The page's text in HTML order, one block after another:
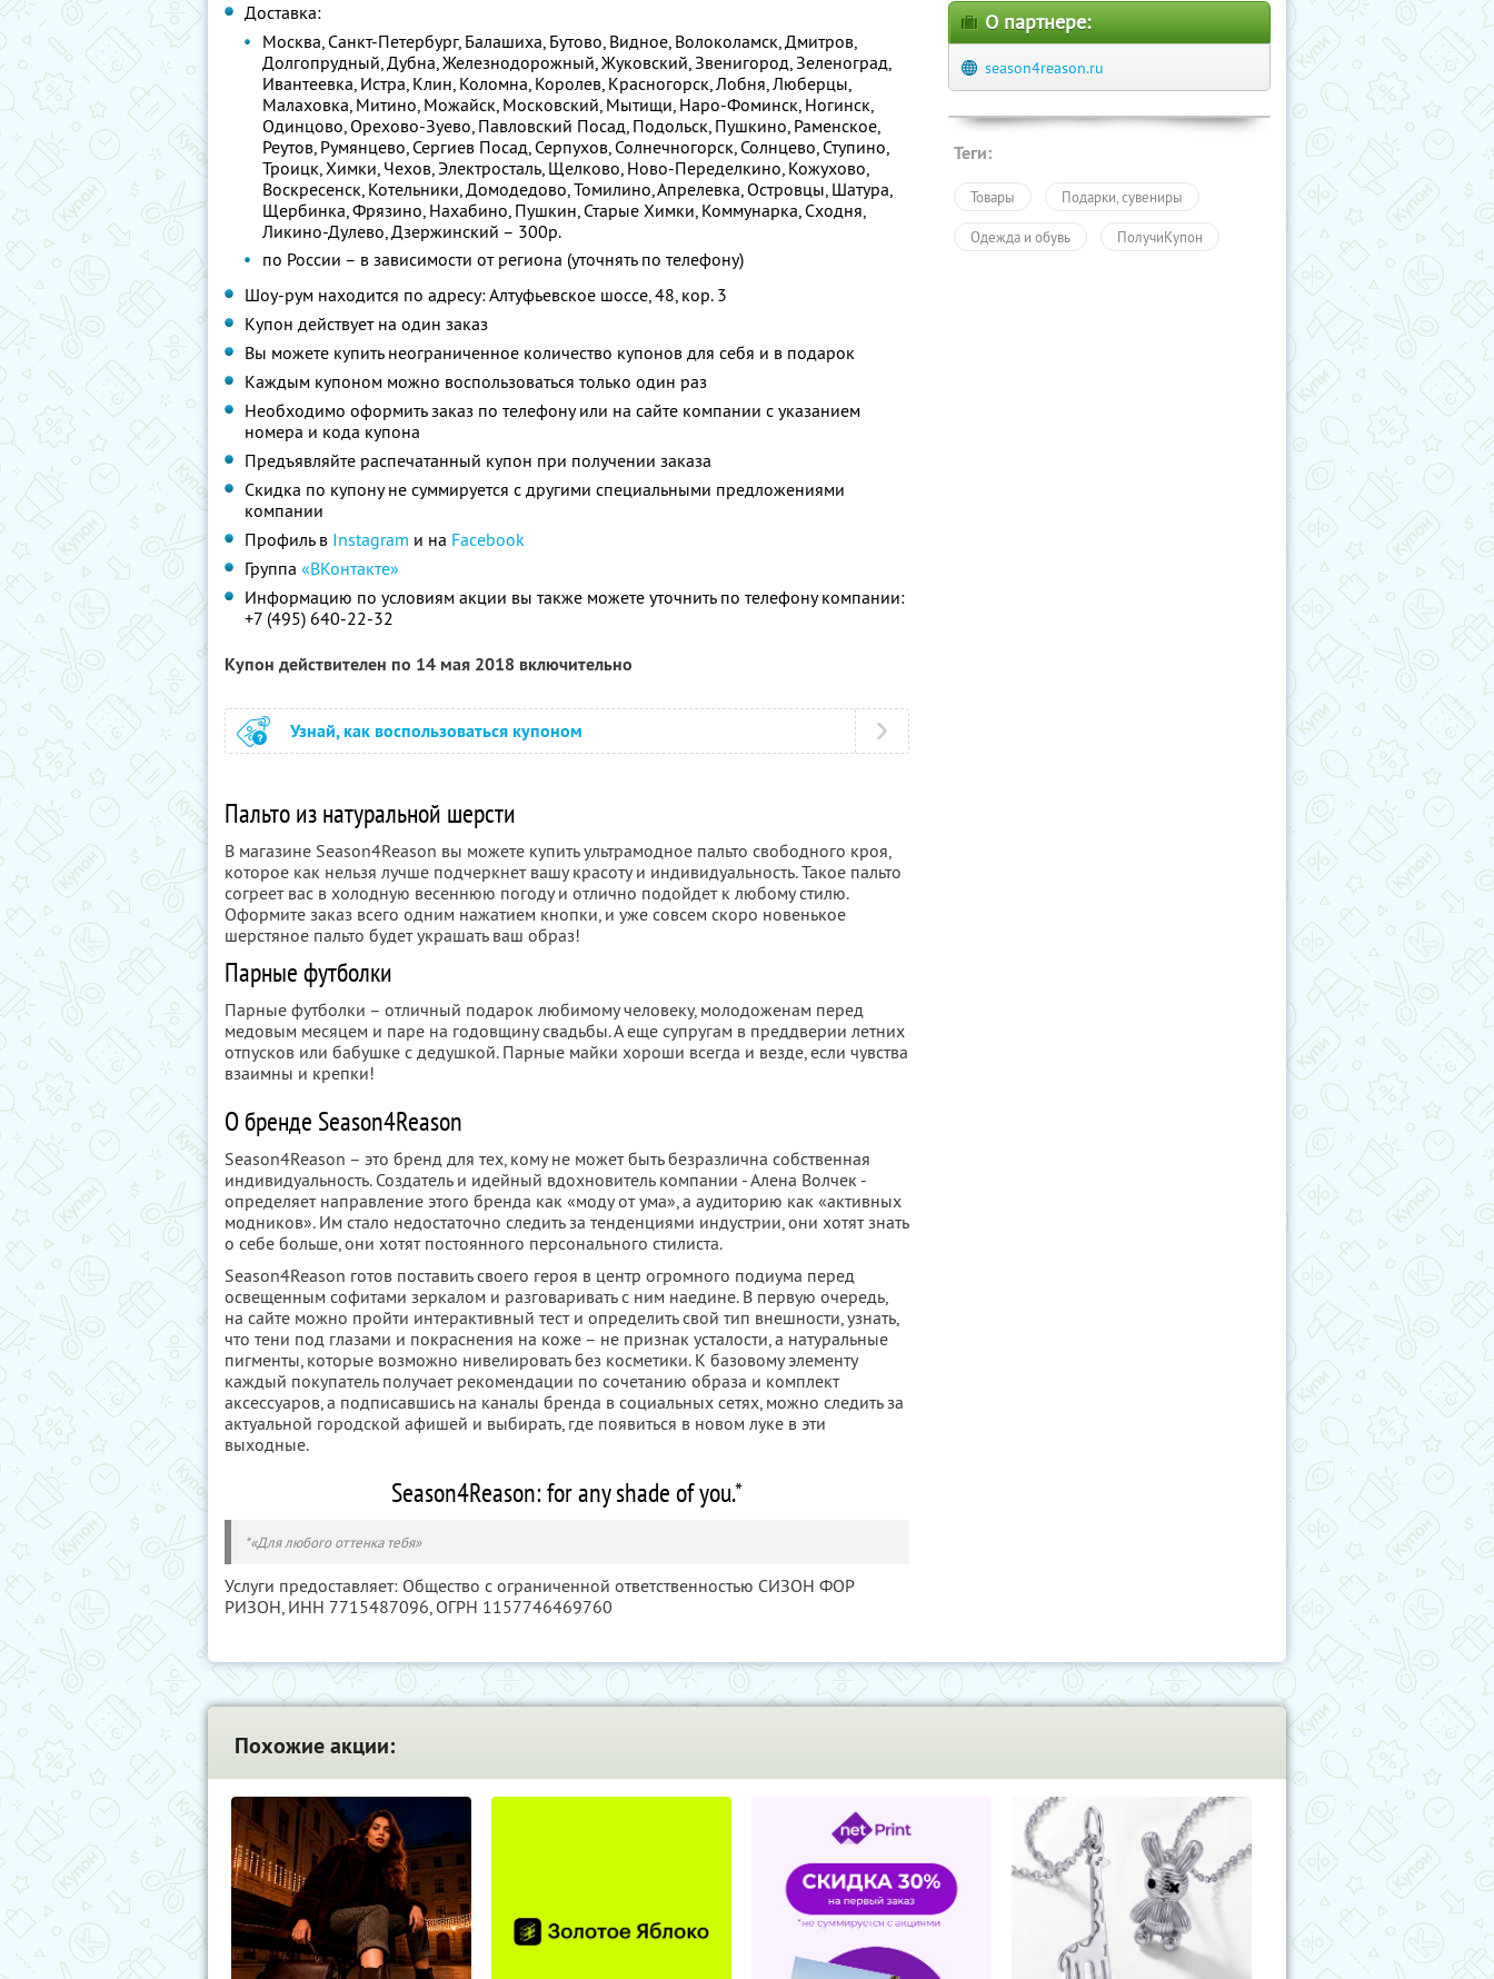
Доставка:
Москва, Санкт-Петербург, Балашиха, Бутово, Видное, Волоколамск, Дмитров,
Долгопрудный, Дубна, Железнодорожный, Жуковский, Звенигород, Зеленоград,
Ивантеевка, Истра, Клин, Коломна, Королев, Красногорск, Лобня, Люберцы,
Малаховка, Митино, Можайск, Московский, Мытищи, Наро-Фоминск, Ногинск,
Одинцово, Орехово-Зуево, Павловский Посад, Подольск, Пушкино, Раменское,
Реутов, Румянцево, Сергиев Посад, Серпухов, Солнечногорск, Солнцево, Ступино,
Троицк, Химки, Чехов, Электросталь, Щелково, Ново-Переделкино, Кожухово,
Воскресенск, Котельники, Домодедово, Томилино, Апрелевка, Островцы, Шатура,
Щербинка, Фрязино, Нахабино, Пушкин, Старые Химки, Коммунарка, Сходня,
Ликино-Дулево, Дзержинский – 300р.
по России – в зависимости от региона (уточнять по телефону)
Шоу-рум находится по адресу: Алтуфьевское шоссе, 48, кор. 3
Купон действует на один заказ
Вы можете купить неограниченное количество купонов для себя и в подарок
Каждым купоном можно воспользоваться только один раз
Необходимо оформить заказ по телефону или на сайте компании с указанием
номера и кода купона
Предъявляйте распечатанный купон при получении заказа
Скидка по купону не суммируется с другими специальными предложениями
компании
Профиль в Instagram и на Facebook
Группа «ВКонтакте»
Информацию по условиям акции вы также можете уточнить по телефону компании:
+7 (495) 640-22-32
Купон действителен по 14 мая 2018 включительно
Узнай, как воспользоваться купоном
Пальто из натуральной шерсти
В магазине Season4Reason вы можете купить ультрамодное пальто свободного кроя,
которое как нельзя лучше подчеркнет вашу красоту и индивидуальность. Такое пальто
согреет вас в холодную весеннюю погоду и отлично подойдет к любому стилю.
Оформите заказ всего одним нажатием кнопки, и уже совсем скоро новенькое
шерстяное пальто будет украшать ваш образ!
Парные футболки
Парные футболки – отличный подарок любимому человеку, молодоженам перед
медовым месяцем и паре на годовщину свадьбы. А еще супругам в преддверии летних
отпусков или бабушке с дедушкой. Парные майки хороши всегда и везде, если чувства
взаимны и крепки!
О бренде Season4Reason
Season4Reason – это бренд для тех, кому не может быть безразлична собственная
индивидуальность. Создатель и идейный вдохновитель компании - Алена Волчек -
определяет направление этого бренда как «моду от ума», а аудиторию как «активных
модников». Им стало недостаточно следить за тенденциями индустрии, они хотят знать
о себе больше, они хотят постоянного персонального стилиста.
Season4Reason готов поставить своего героя в центр огромного подиума перед
освещенным софитами зеркалом и разговаривать с ним наедине. В первую очередь,
на сайте можно пройти интерактивный тест и определить свой тип внешности, узнать,
что тени под глазами и покраснения на коже – не признак усталости, а натуральные
пигменты, которые возможно нивелировать без косметики. К базовому элементу
каждый покупатель получает рекомендации по сочетанию образа и комплект
аксессуаров, а подписавшись на каналы бренда в социальных сетях, можно следить за
актуальной городской афишей и выбирать, где появиться в новом луке в эти
выходные.
Season4Reason: for any shade of you.*
*«Для любого оттенка тебя»
Услуги предоставляет: Общество с ограниченной ответственностью СИЗОН ФОР
РИЗОН, ИНН 7715487096, ОГРН 1157746469760
О партнере:
season4reason.ru
Теги:
Товары Подарки, сувениры
Одежда и обувь ПолучиКупон
Похожие акции: